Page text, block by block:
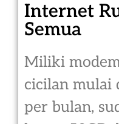
Internet
Semua
Miliki
cicilan mulai
per bulan,